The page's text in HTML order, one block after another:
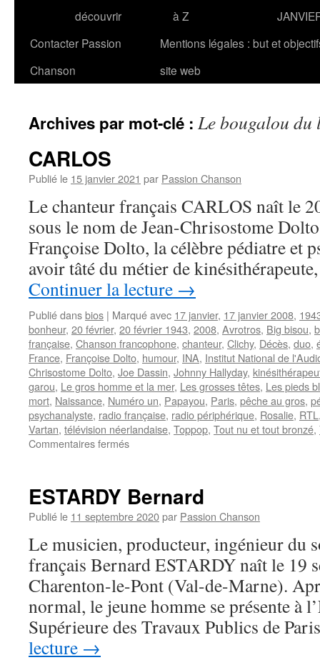
découvrir
à Z
Contacter Passion
Chanson
Mentions légales : but et
site web
Archives par mot-clé : Le bougalou du
CARLOS
Publié le 15 janvier 2021 par Passion Chanson
Le chanteur français CARLOS naît le
sous le nom de Jean-Chrisostome
Françoise Dolto, la célèbre pédiatre et
avoir tâté du métier de
Continuer la lecture →
Publié dansbios | Marqué avec 17 janvier, 17 janvier 2008,
bonheur, 20 février, 20 février 1943, 2008, Avrotros, Big bisou,
française, Chanson francophone, chanteur, Clichy, Décès, duo,
France, Françoise Dolto, humour, INA, Institut National de
Chrisostome Dolto, Joe Dassin, Johnny Hallyday,
garou, Le gros homme et la mer, Les grosses têtes, Les pieds
mort, Naissance, Numéro un, Papayou, Paris, pêche au gros,
psychanalyste, radio française, radio périphérique, Rosalie, RTL
Vartan, télévision néerlandaise, Toppop, Tout nu et tout bronzé,
Commentaires ferméssur
ESTARDY Bernard
Publié le 11 septembre 2020par Passion Chanson
Le musicien, producteur, ingénieur du
français Bernard ESTARDY naît le 19
Charenton-le-Pont (Val-de-Marne).
normal, le jeune homme se présente à
Supérieure des Travaux Publics de
lecture →